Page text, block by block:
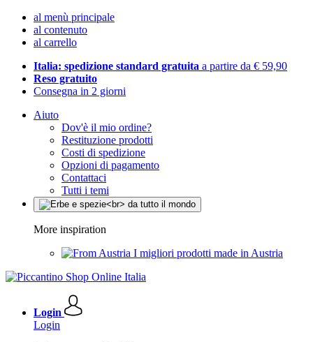
al menù principale
al contenuto
al carrello
Italia: spedizione standard gratuita a partire da € 59,90
Reso gratuito
Consegna in 2 giorni
Aiuto
Dov'è il mio ordine?
Restituzione prodotti
Costi di spedizione
Opzioni di pagamento
Contattaci
Tutti i temi
More inspiration
I migliori prodotti made in Austria
Login
Login